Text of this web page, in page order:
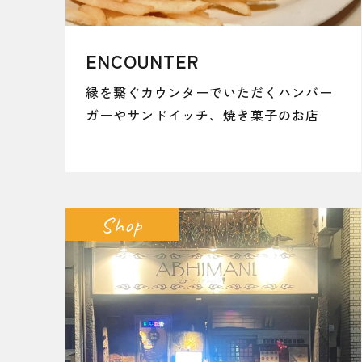
ENCOUNTER
縁を繋ぐカウンターでいただくハンバー
ガーやサンドイッチ、焼き菓子のお店
Shop